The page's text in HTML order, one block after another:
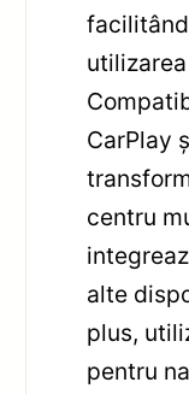
CarPlay
centru
alte
plus,
pentru